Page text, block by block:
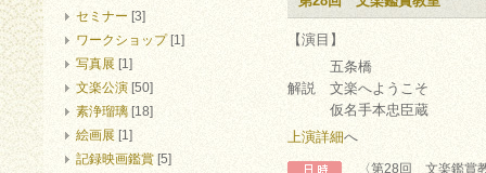
【演目】
五条橋
解説 文楽へようこそ
仮名手本忠臣蔵
上演詳細へ
〈第28回 文楽鑑賞
セミナー [3]
ワークショップ[1]
写真展 [1]
文楽公演 [50]
素浄瑠璃 [18]
絵画展 [1]
記録映画鑑賞 [5]